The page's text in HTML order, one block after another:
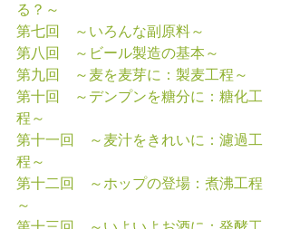
る？～
第七回　～いろんな副原料～
第八回　～ビール製造の基本～
第九回　～麦を麦芽に：製麦工程～
第十回　～デンプンを糖分に：糖化工
程～
第十一回　～麦汁をきれいに：濾過工
程～
第十二回　～ホップの登場：煮沸工程
～